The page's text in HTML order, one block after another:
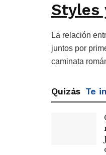
Styles
La relación
juntos por
caminata
Quizás Te